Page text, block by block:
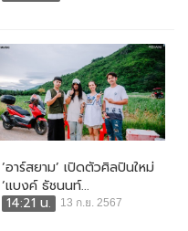
‘อาร์สยาม’ เปิดตัวศิลปินใหม่
‘แบงค์ ธัชนนท์...
14:21 น.
13 ก.ย. 2567